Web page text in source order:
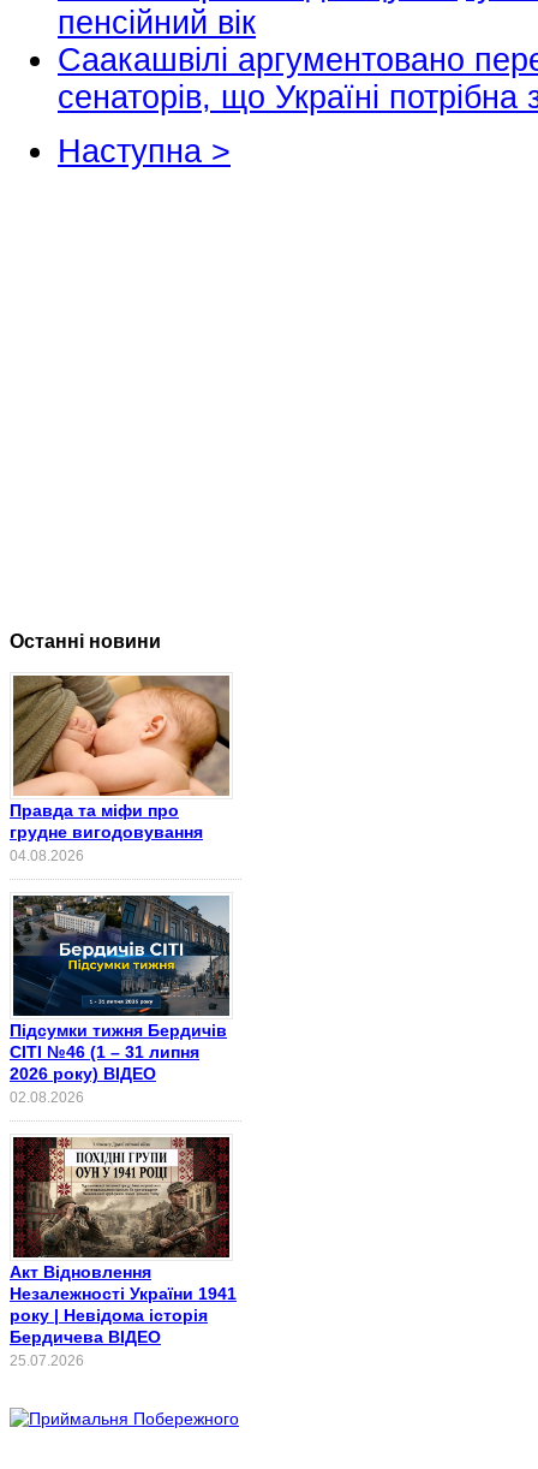
пенсійний вік
Саакашвілі аргументовано
сенаторів, що Україні потрібна
Наступна >
Останні новини
Правда та міфи про
грудне вигодовування
04.08.2026
Підсумки тижня Бердичів
СІТІ №46 (1 – 31 липня
2026 року) ВІДЕО
02.08.2026
Акт Відновлення
Незалежності України 1941
року | Невідома історія
Бердичева ВІДЕО
25.07.2026